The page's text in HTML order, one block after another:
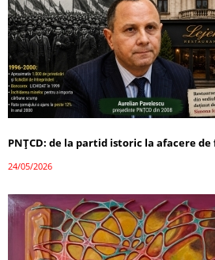
PNȚCD: de la partid istoric la afacere
24/05/2026